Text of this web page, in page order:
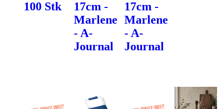
100 Stk
17cm -
Marlene
- A-
Journal
17cm -
Marlene
- A-
Journal